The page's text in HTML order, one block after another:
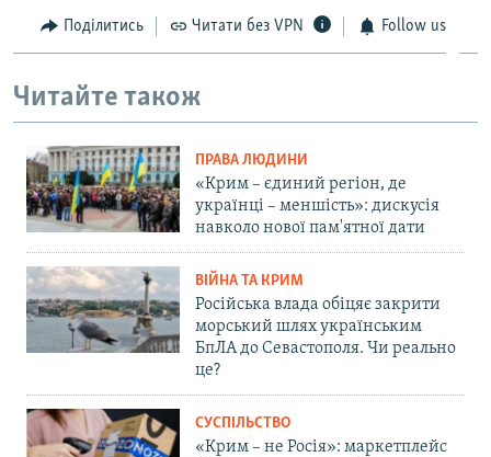
Поділитись Читати без VPN Follow us
Читайте також
ПРАВА ЛЮДИНИ
«Крим – єдиний регіон, де
українці – меншість»: дискусія
навколо нової пам'ятної дати
ВІЙНА ТА КРИМ
Російська влада обіцяє закрити
морський шлях українським
БпЛА до Севастополя. Чи реально
це?
СУСПІЛЬСТВО
«Крим – не Росія»: маркетплейс